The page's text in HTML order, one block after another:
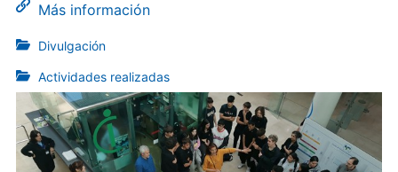
Más información
Divulgación
Actividades realizadas